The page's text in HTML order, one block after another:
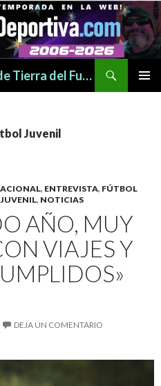
LaBestiaDeportiva.com, de Tierra del Fuego para todo el mundo
Juvenil
, ENTREVISTA, FÚTBOL
, NOTICIAS
AÑO, MUY
VIAJES Y
DEJA UN COMENTARIO